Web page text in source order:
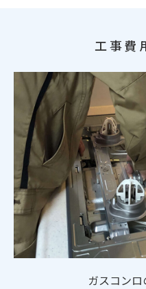
工事費
ガスコン